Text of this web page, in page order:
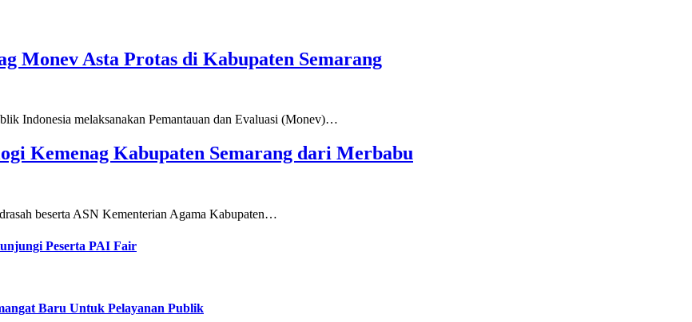
Monev Asta Protas di Kabupaten Semarang
Indonesia melaksanakan Pemantauan dan Evaluasi (Monev)…
Kemenag Kabupaten Semarang dari Merbabu
beserta ASN Kementerian Agama Kabupaten…
Peserta PAI Fair
Baru Untuk Pelayanan Publik